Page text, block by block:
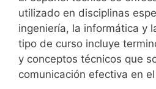
utilizado en disciplinas
ingeniería, la informática y
tipo de curso incluye
y conceptos técnicos que
comunicación efectiva en